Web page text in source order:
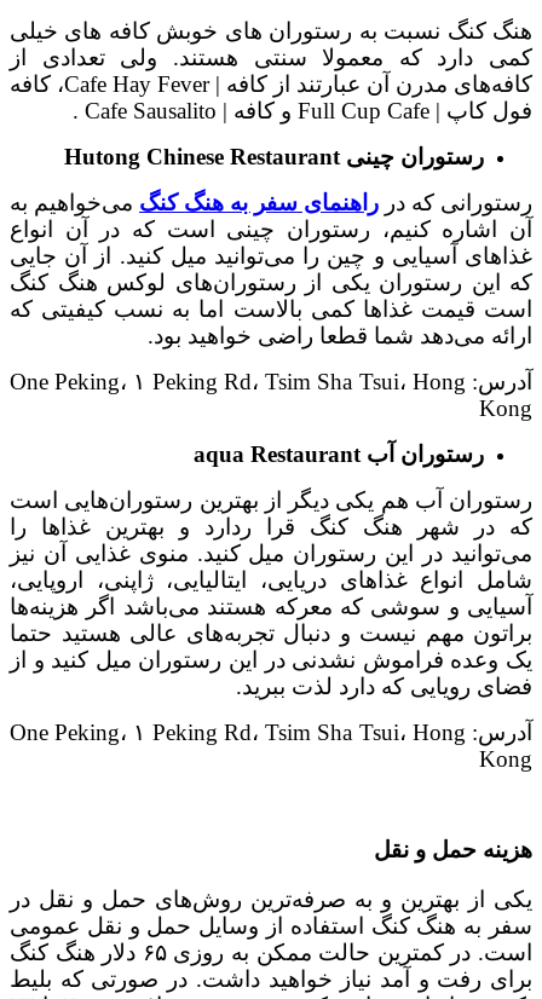
هنگ کنگ نسبت به رستوران های خوبش کافه های خیلی
کمی دارد که معمولا سنتی هستند. ولی تعدادی از
کافه‌های مدرن آن عبارتند از کافه | Cafe Hay Fever، کافه
فول کاپ | Full Cup Cafe و کافه | Cafe Sausalito .
رستوران چینیHutong Chinese Restaurant
رستورانی که در راهنمای سفر به هنگ کنگ می‌خواهیم به
آن اشاره کنیم، رستوران چینی است که در آن انواع
غذاهای آسیایی و چین را می‌توانید میل کنید. از آن جایی
که این رستوران یکی از رستوران‌های لوکس هنگ کنگ
است قیمت غذاها کمی بالاست اما به نسب کیفیتی که
ارائه می‌دهد شما قطعا راضی خواهید بود.
آدرس: One Peking، ۱ Peking Rd، Tsim Sha Tsui، Hong
Kong
رستوران آبaqua Restaurant
رستوران آب هم یکی دیگر از بهترین رستوران‌هایی است
که در شهر هنگ کنگ قرا ردارد و بهترین غذاها را
می‌توانید در این رستوران میل کنید. منوی غذایی آن نیز
شامل انواع غذاهای دریایی، ایتالیایی، ژاپنی، اروپایی،
آسیایی و سوشی که معرکه هستند می‌باشد اگر هزینه‌ها
براتون مهم نیست و دنبال تجربه‌های عالی هستید حتما
یک وعده فراموش نشدنی در این رستوران میل کنید و از
فضای رویایی که دارد لذت ببرید.
آدرس: One Peking، ۱ Peking Rd، Tsim Sha Tsui، Hong
Kong
هزینه حمل و نقل
یکی از بهترین و به صرفه‌ترین روش‌های حمل و نقل در
سفر به هنگ کنگ استفاده از وسایل حمل و نقل عمومی
است. در کمترین حالت ممکن به روزی ۶۵ دلار هنگ کنگ
برای رفت و آمد نیاز خواهید داشت. در صورتی که بلیط